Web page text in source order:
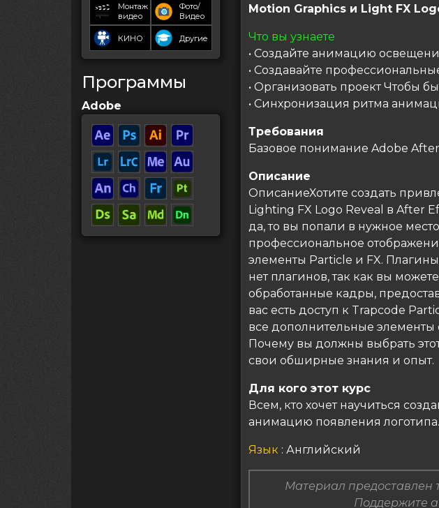
Монтаж
видео
Фото/
Видео
КИНО Другие
Программы
Adobe
Motion Graphics и Light FX
Что вы узнаете
• Создайте анимацию
• Создавайте
• Организовать проект Чтобы
• Синхронизация ритма
Требования
Базовое понимание Adobe
Описание
ОписаниеХотите создать
Lighting FX Logo Reveal в After
да, то вы попали в нужное
профессиональное
элементы Particle и FX.
нет плагинов, так как вы
обработанные кадры,
вас есть доступ к Trapcode
все дополнительные элементы
Почему вы должны выбрать
свои обширные знания и опыт.
Для кого этот курс
Всем, кто хочет научиться
анимацию появления логотипа.
Язык : Английский
Материал предоставлен
Поддержите